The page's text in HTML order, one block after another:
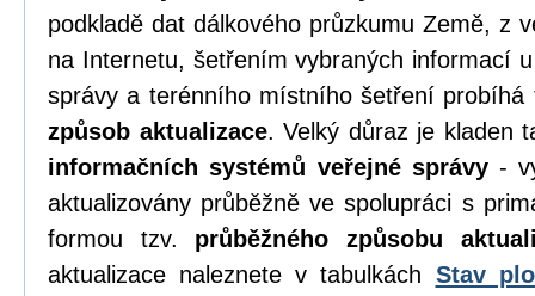
podkladě dat dálkového průzkumu Země, z
na Internetu, šetřením vybraných informací
správy a terénního místního šetření
způsob aktualizace. Velký důraz je kladen
informačních systémů veřejné správy-
aktualizovány průběžně ve spolupráci s
formou tzv. průběžného způsobu
aktualizace naleznete v tabulkách Stav